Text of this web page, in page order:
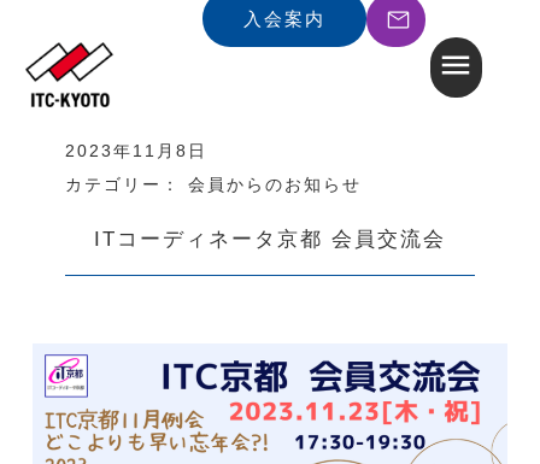
入会案内
2023年11月8日
カテゴリー：
会員からのお知らせ
ITコーディネータ京都 会員交流会